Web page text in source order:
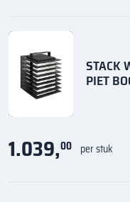
STACK
PIET
1.039,00 per stuk